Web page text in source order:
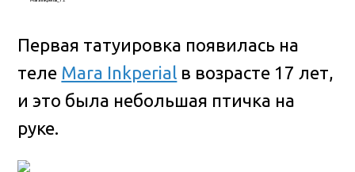
Первая татуировка появилась на
теле Mara Inkperial в возрасте 17 лет,
и это была небольшая птичка на
руке.